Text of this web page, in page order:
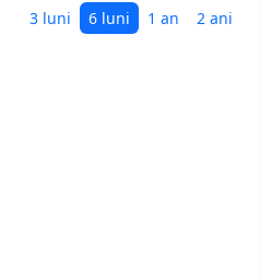
3 luni 6 luni 1 an 2 ani